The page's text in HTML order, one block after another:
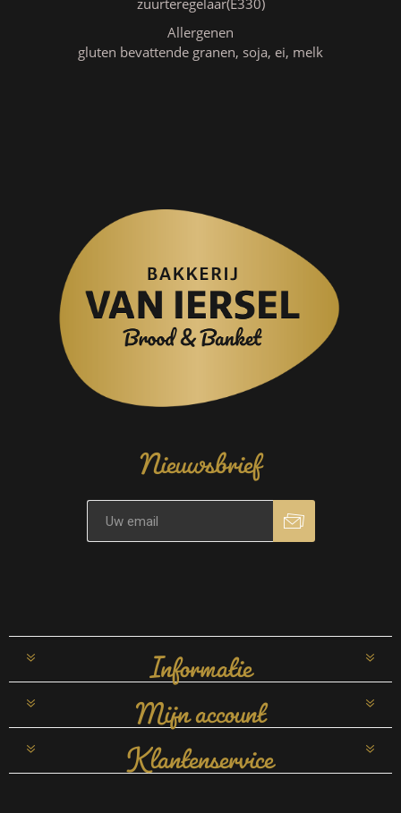
Allergenen
gluten bevattende granen, soja, ei, melk
Nieuwsbrief
Informatie
Mijn account
Klantenservice